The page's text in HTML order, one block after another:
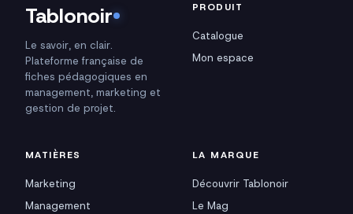
Tablonoir
Le savoir, en clair.
Plateforme française de
fiches pédagogiques en
management, marketing et
gestion de projet.
PRODUIT
Catalogue
Mon espace
MATIÈRES
Marketing
Management
LA MARQUE
Découvrir Tablonoir
Le Mag